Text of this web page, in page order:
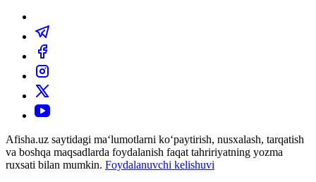
Afisha.uz saytidagi ma‘lumotlarni ko‘paytirish, nusxalash, tarqatish
va boshqa maqsadlarda foydalanish faqat tahririyatning yozma
ruxsati bilan mumkin. Foydalanuvchi kelishuvi